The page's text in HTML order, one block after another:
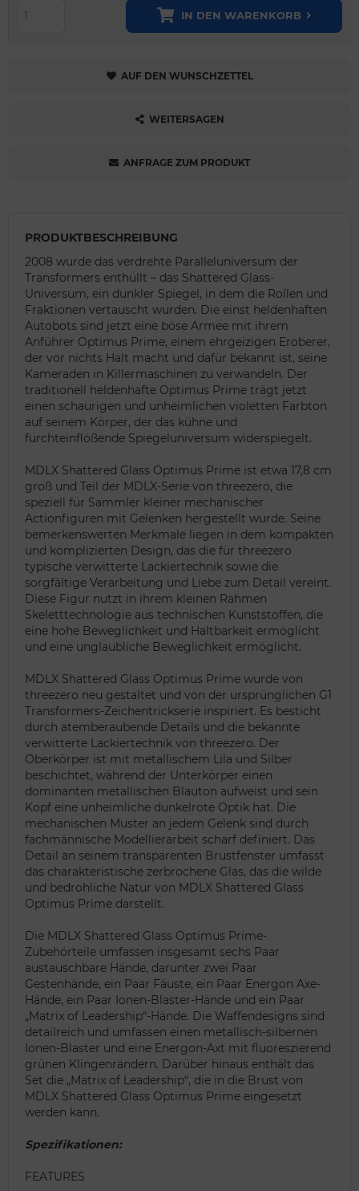
IN DEN WARENKORB
AUF DEN WUNSCHZETTEL
WEITERSAGEN
ANFRAGE ZUM PRODUKT
PRODUKTBESCHREIBUNG
2008 wurde das verdrehte Paralleluniversum der
Transformers enthüllt – das Shattered Glass-
Universum, ein dunkler Spiegel, in dem die Rollen und
Fraktionen vertauscht wurden. Die einst heldenhaften
Autobots sind jetzt eine böse Armee mit ihrem
Anführer Optimus Prime, einem ehrgeizigen Eroberer,
der vor nichts Halt macht und dafür bekannt ist, seine
Kameraden in Killermaschinen zu verwandeln. Der
traditionell heldenhafte Optimus Prime trägt jetzt
einen schaurigen und unheimlichen violetten Farbton
auf seinem Körper, der das kühne und
furchteinflößende Spiegeluniversum widerspiegelt.
MDLX Shattered Glass Optimus Prime ist etwa 17,8 cm
groß und Teil der MDLX-Serie von threezero, die
speziell für Sammler kleiner mechanischer
Actionfiguren mit Gelenken hergestellt wurde. Seine
bemerkenswerten Merkmale liegen in dem kompakten
und komplizierten Design, das die für threezero
typische verwitterte Lackiertechnik sowie die
sorgfältige Verarbeitung und Liebe zum Detail vereint.
Diese Figur nutzt in ihrem kleinen Rahmen
Skeletttechnologie aus technischen Kunststoffen, die
eine hohe Beweglichkeit und Haltbarkeit ermöglicht
und eine unglaubliche Beweglichkeit ermöglicht.
MDLX Shattered Glass Optimus Prime wurde von
threezero neu gestaltet und von der ursprünglichen G1
Transformers-Zeichentrickserie inspiriert. Es besticht
durch atemberaubende Details und die bekannte
verwitterte Lackiertechnik von threezero. Der
Oberkörper ist mit metallischem Lila und Silber
beschichtet, während der Unterkörper einen
dominanten metallischen Blauton aufweist und sein
Kopf eine unheimliche dunkelrote Optik hat. Die
mechanischen Muster an jedem Gelenk sind durch
fachmännische Modellierarbeit scharf definiert. Das
Detail an seinem transparenten Brustfenster umfasst
das charakteristische zerbrochene Glas, das die wilde
und bedrohliche Natur von MDLX Shattered Glass
Optimus Prime darstellt.
Die MDLX Shattered Glass Optimus Prime-
Zubehörteile umfassen insgesamt sechs Paar
austauschbare Hände, darunter zwei Paar
Gestenhände, ein Paar Fäuste, ein Paar Energon Axe-
Hände, ein Paar Ionen-Blaster-Hände und ein Paar
„Matrix of Leadership“-Hände. Die Waffendesigns sind
detailreich und umfassen einen metallisch-silbernen
Ionen-Blaster und eine Energon-Axt mit fluoreszierend
grünen Klingenrändern. Darüber hinaus enthält das
Set die „Matrix of Leadership“, die in die Brust von
MDLX Shattered Glass Optimus Prime eingesetzt
werden kann.
Spezifikationen:
FEATURES